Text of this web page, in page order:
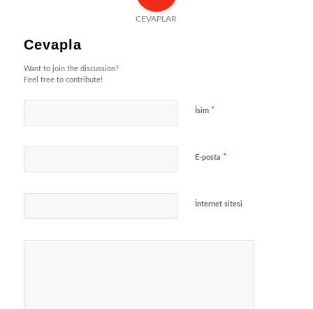
CEVAPLAR
Cevapla
Want to join the discussion?
Feel free to contribute!
İsim *
E-posta *
İnternet sitesi